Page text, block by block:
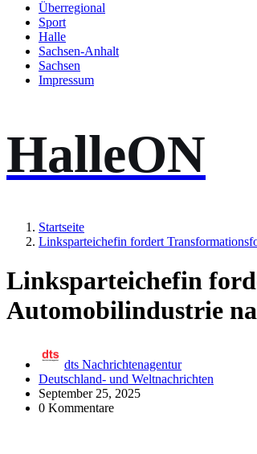
Überregional
Sport
Halle
Sachsen-Anhalt
Sachsen
Impressum
HalleON
Startseite
Linksparteichefin fordert
Linksparteichefin
Automobilindustrie
dts Nachrichtenagentur
Deutschland- und Weltnachrichten
September 25, 2025
0 Kommentare